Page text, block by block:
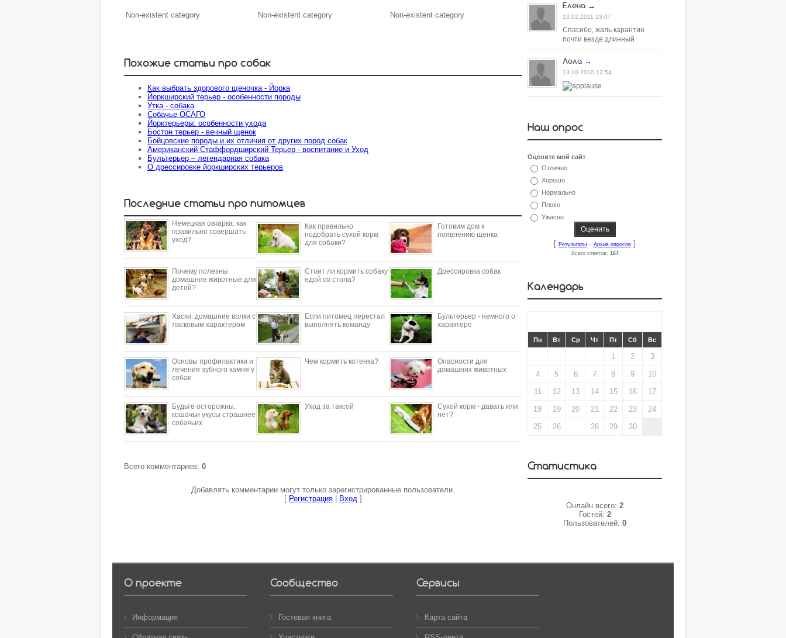
Non-existent category Non-existent category Non-existent category
Похожие статьи про собак
Как выбрать здорового щеночка - Йорка
Йоркширский терьер - особенности породы
Утка - собака
Собачье ОСАГО
Йорктерьеры: особенности ухода
Бостон терьер - вечный щенок
Бойцовские породы и их отличия от других пород собак
Американский Стаффордширский Терьер - воспитание и Уход
Бультерьер – легендарная собака
О дрессировке йоркширских терьеров
Последние статьи про питомцев
Немецкая овчарка: как
правильно совершать
уход?
Как правильно
подобрать сухой корм
для собаки?
Готовим дом к
появлению щенка
Почему полезны
домашние животные для
детей?
Стоит ли кормить собаку
едой со стола?
Дрессировка собак
​Хаски: домашние волки с
ласковым характером
Если питомец перестал
выполнять команду
Бультерьер - немного о
характере
Основы профилактики и
лечения зубного камня у
собак
Чем кормить котенка?
Опасности для
домашних животных
Будьте осторожны,
кошачьи укусы страшнее
собачьих
Уход за таксой
Сухой корм - давать или
нет?
Всего комментариев: 0
Добавлять комментарии могут только зарегистрированные пользователи.
[ Регистрация| Вход ]
Елена →
13.02.2011 13:07
Спасибо, жаль карантин
почти везде длинный
Лола →
13.10.2010 12:54
Наш опрос
Оцените мой сайт
Отлично
Хорошо
Нормально
Плохо
Ужасно
[ Результаты · Архив опросов ]
Всего ответов: 167
Календарь
Пн Вт Ср Чт Пт Сб Вс
1 2
3
4
5 6 7 8 9
10
11
12 13 14 15 16
17
18
19 20 21 22 23
24
25
26 28 29 30
Статистика
Онлайн всего: 2
Гостей: 2
Пользователей: 0
О проекте
Информация
Сообщество
Гостевая книга
Сервисы
Карта сайта